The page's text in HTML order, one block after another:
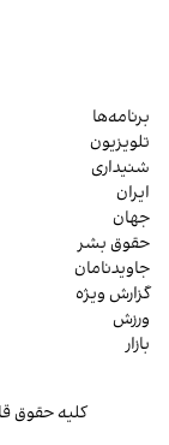
برنامه‌ها
تلویزیون
شنیداری
ایران
جهان
حقوق بشر
جاویدنامان
گزارش ویژه
ورزش
بازار
کلیه حقوق